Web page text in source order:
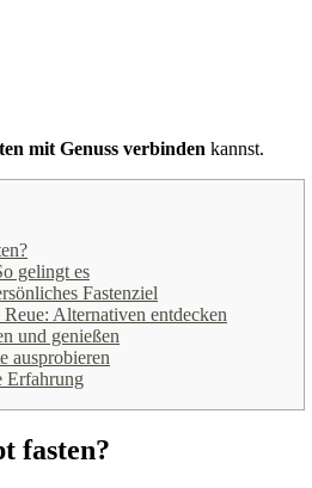
mit Genuss verbinden kannst.
gelingt es
Fastenziel
Reue: Alternativen entdecken
und genießen
ausprobieren
Erfahrung
fasten?